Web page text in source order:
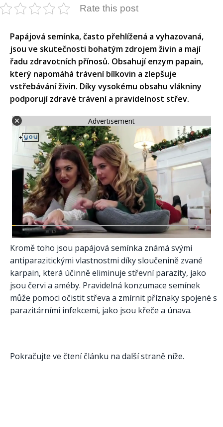
Rate this post
​Papájová semínka, často přehlížená a vyhazovaná,
jsou ve skutečnosti bohatým zdrojem živin a mají
řadu zdravotních přínosů. Obsahují enzym papain,
který napomáhá trávení bílkovin a zlepšuje
vstřebávání živin. Díky vysokému obsahu vlákniny
podporují zdravé trávení a pravidelnost střev. ​
Advertisement
Kromě toho jsou papájová semínka známá svými
antiparazitickými vlastnostmi díky sloučenině zvané
karpain, která účinně eliminuje střevní parazity, jako
jsou červi a améby. Pravidelná konzumace semínek
může pomoci očistit střeva a zmírnit příznaky spojené s
parazitárními infekcemi, jako jsou křeče a únava.
Pokračujte ve čtení článku na další straně níže.